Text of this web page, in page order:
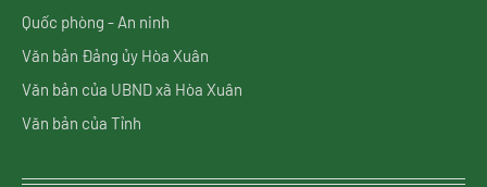
Quốc phòng - An ninh
Văn bản Đảng ủy Hòa Xuân
Văn bản của UBND xã Hòa Xuân
Văn bản của Tỉnh